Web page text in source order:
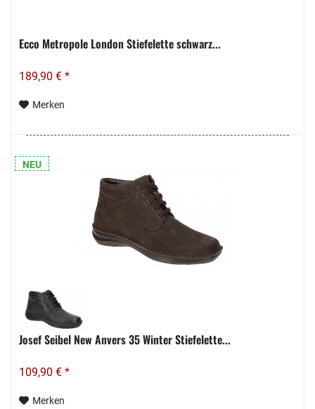
Ecco Metropole London Stiefelette schwarz...
189,90 € *
Merken
NEU
Josef Seibel New Anvers 35 Winter Stiefelette...
109,90 € *
Merken